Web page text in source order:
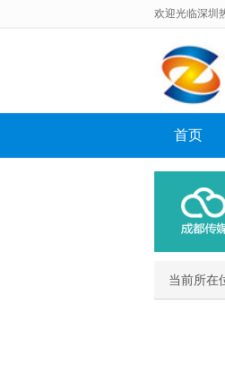
欢迎光临深圳
首页
当前所在